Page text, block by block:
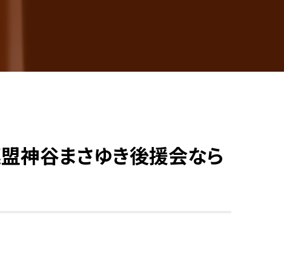
神谷まさゆき後援会なら